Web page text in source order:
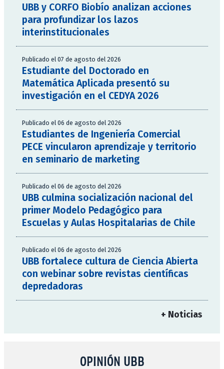
UBB y CORFO Biobío analizan acciones
para profundizar los lazos
interinstitucionales
Publicado el 07 de agosto del 2026
Estudiante del Doctorado en
Matemática Aplicada presentó su
investigación en el CEDYA 2026
Publicado el 06 de agosto del 2026
Estudiantes de Ingeniería Comercial
PECE vincularon aprendizaje y territorio
en seminario de marketing
Publicado el 06 de agosto del 2026
UBB culmina socialización nacional del
primer Modelo Pedagógico para
Escuelas y Aulas Hospitalarias de Chile
Publicado el 06 de agosto del 2026
UBB fortalece cultura de Ciencia Abierta
con webinar sobre revistas científicas
depredadoras
+ Noticias
OPINIÓN UBB